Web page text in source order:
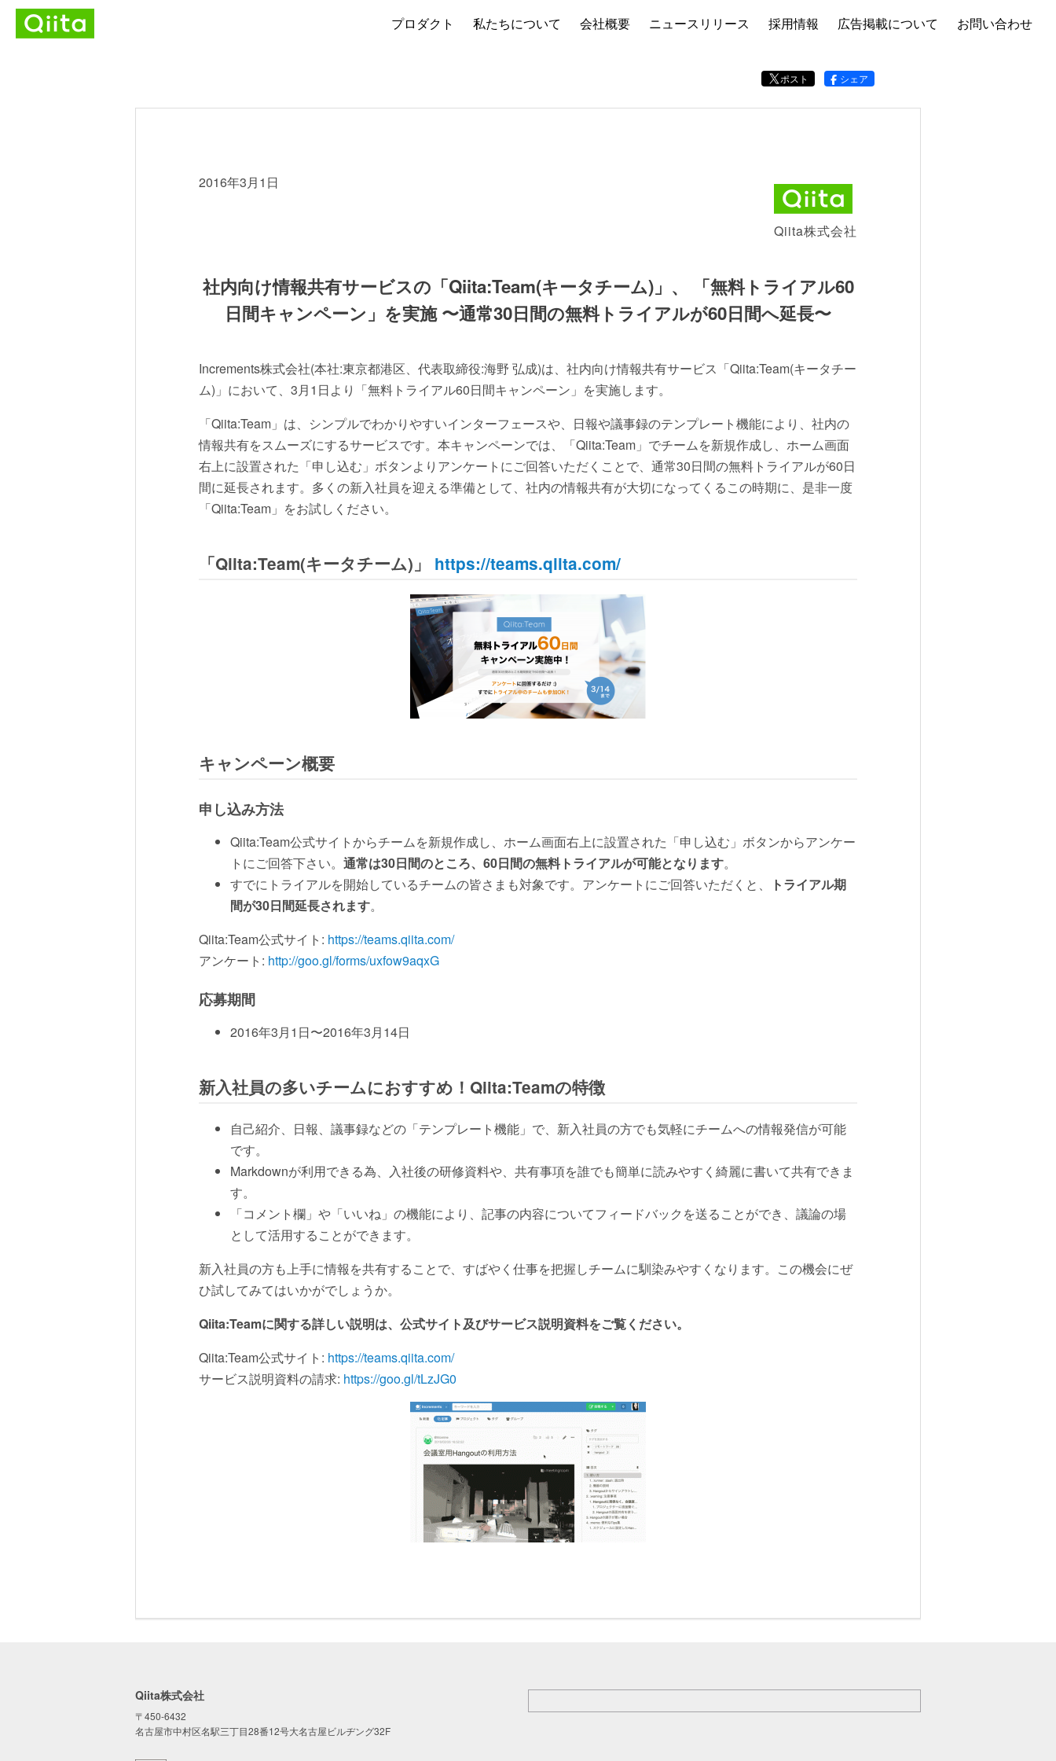
プロダクト 私たちについて 会社概要 ニュースリリース 採用情報 広告掲載について お問い合わせ
ポスト シェア
2016年3月1日
Qiita株式会社
社内向け情報共有サービスの「Qiita:Team(キータチーム)」、 「無料トライアル60
日間キャンペーン」を実施 〜通常30日間の無料トライアルが60日間へ延長〜
Increments株式会社(本社:東京都港区、代表取締役:海野 弘成)は、社内向け情報共有サービス「Qiita:Team(キータチー
ム)」において、3月1日より「無料トライアル60日間キャンペーン」を実施します。
「Qiita:Team」は、シンプルでわかりやすいインターフェースや、日報や議事録のテンプレート機能により、社内の
情報共有をスムーズにするサービスです。本キャンペーンでは、「Qiita:Team」でチームを新規作成し、ホーム画面
右上に設置された「申し込む」ボタンよりアンケートにご回答いただくことで、通常30日間の無料トライアルが60日
間に延長されます。多くの新入社員を迎える準備として、社内の情報共有が大切になってくるこの時期に、是非一度
「Qiita:Team」をお試しください。
「Qiita:Team(キータチーム)」 https://teams.qiita.com/
キャンペーン概要
申し込み方法
Qiita:Team公式サイトからチームを新規作成し、ホーム画面右上に設置された「申し込む」ボタンからアンケー
トにご回答下さい。 通常は30日間のところ、60日間の無料トライアルが可能となります。
すでにトライアルを開始しているチームの皆さまも対象です。アンケートにご回答いただくと、
トライアル期
間が30日間延長されます。
Qiita:Team公式サイト: https://teams.qiita.com/
アンケート: http://goo.gl/forms/uxfow9aqxG
応募期間
2016年3月1日〜2016年3月14日
新入社員の多いチームにおすすめ！Qiita:Teamの特徴
自己紹介、日報、議事録などの「テンプレート機能」で、新入社員の方でも気軽にチームへの情報発信が可能
です。
Markdownが利用できる為、入社後の研修資料や、共有事項を誰でも簡単に読みやすく綺麗に書いて共有できま
す。
「コメント欄」や「いいね」の機能により、記事の内容についてフィードバックを送ることができ、議論の場
として活用することができます。
新入社員の方も上手に情報を共有することで、すばやく仕事を把握しチームに馴染みやすくなります。この機会にぜ
ひ試してみてはいかがでしょうか。
Qiita:Teamに関する詳しい説明は、公式サイト及びサービス説明資料をご覧ください。
Qiita:Team公式サイト: https://teams.qiita.com/
サービス説明資料の請求: https://goo.gl/tLzJG0
Qiita株式会社
〒450-6432
名古屋市中村区名駅三丁目28番12号大名古屋ビルヂング32F